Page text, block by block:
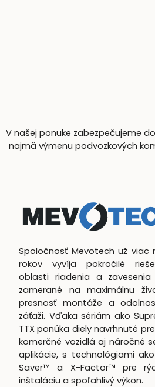
V našej ponuke zabezpečujeme
najmä výmenu podvozkových
Spoločnosť Mevotech už viac
rokov vyvíja pokročilé
oblasti riadenia a zavesenia
zamerané na maximálnu
presnosť montáže a
záťaži. Vďaka sériám ako
TTX ponúka diely navrhnuté
komerčné vozidlá aj náročné
aplikácie, s technológiami
Saver™ a X-Factor™ pre
inštaláciu a spoľahlivý výkon.